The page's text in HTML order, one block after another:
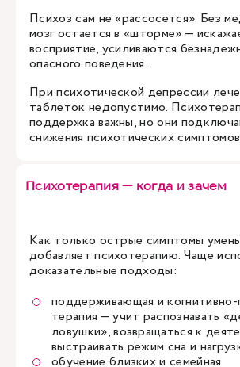
Психоз сам не «рассосется». Без
мозг остается в «шторме» —
восприятие, усиливаются
опасного поведения.
При психотической депрессии
таблеток недопустимо.
поддержка важны, но они
снижения психотических
Психотерапия — когда и зачем
Как только острые симптомы
добавляет психотерапию. Чаще
доказательные подходы:
поддерживающая и когнитивно-
терапия — учит распознавать
ловушки», возвращаться к
выстраивать режим сна и
обучение близких и семейная